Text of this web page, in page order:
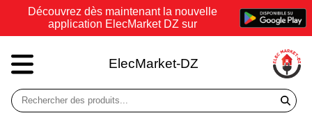
Découvrez dès maintenant la nouvelle
application ElecMarket DZ sur
ElecMarket-DZ